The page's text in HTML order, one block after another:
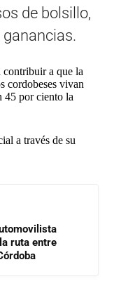
de bolsillo,
contribuir a que la
cordobeses vivan
45 por ciento la
a través de su
ruta entre